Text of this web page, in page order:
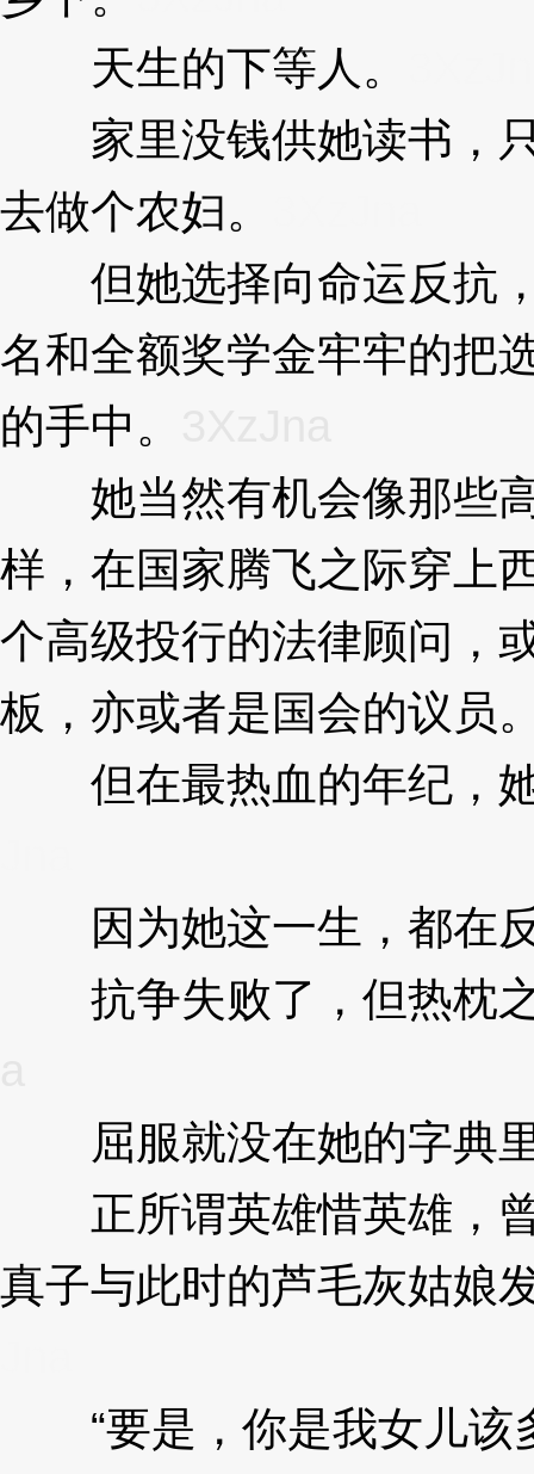
天生的下等人。
家里没钱供她读书，只
去做个农妇。
但她选择向命运反抗，
名和全额奖学金牢牢的把
的手中。
她当然有机会像那些高
样，在国家腾飞之际穿上
个高级投行的法律顾问，
板，亦或者是国会的议员
但在最热血的年纪，她
因为她这一生，都在
抗争失败了，但热枕之
屈服就没在她的字典
正所谓英雄惜英雄，曾
真子与此时的芦毛灰姑娘
“要是，你是我女儿该